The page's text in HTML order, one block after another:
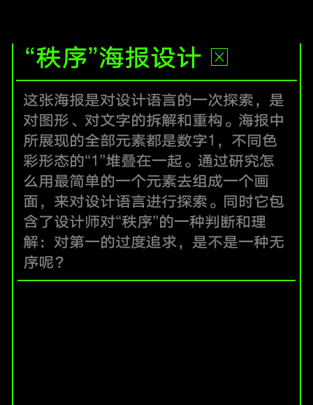
“秩序”海报设计
这张海报是对设计语言的一次探索，是
对图形、对文字的拆解和重构。海报中
所展现的全部元素都是数字1，不同色
彩形态的“1”堆叠在一起。通过研究怎
么用最简单的一个元素去组成一个画
面，来对设计语言进行探索。同时它包
含了设计师对“秩序”的一种判断和理
解：对第一的过度追求，是不是一种无
序呢？